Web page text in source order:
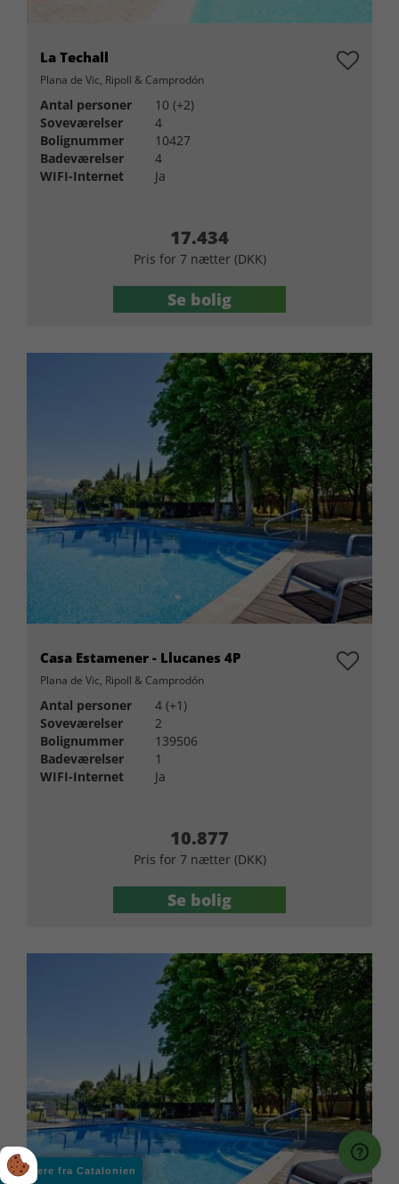
La Techall
Plana de Vic, Ripoll & Camprodón
Antal personer
10 (+2)
Soveværelser
4
Bolignummer
10427
Badeværelser
4
WIFI-Internet
Ja
17.434
Pris for 7 nætter (DKK)
Se bolig
Casa Estamener - Llucanes 4P
Plana de Vic, Ripoll & Camprodón
Antal personer
4 (+1)
Soveværelser
2
Bolignummer
139506
Badeværelser
1
WIFI-Internet
Ja
10.877
Pris for 7 nætter (DKK)
Se bolig
Hør mere fra Catalonien